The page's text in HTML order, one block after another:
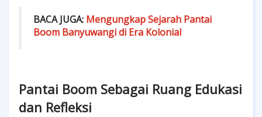
BACA JUGA: Mengungkap Sejarah Pantai
Boom Banyuwangi di Era Kolonial
Pantai Boom Sebagai Ruang Edukasi
dan Refleksi